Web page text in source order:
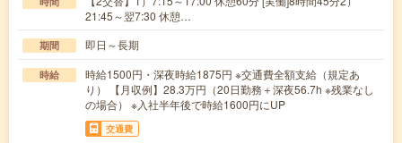
21:45～翌7:30 休憩…
期間 即日～長期
時給
時給1500円・深夜時給1875円 ※交通費全額支給（規定あ
り） 【月収例】28.3万円（20日勤務＋深夜56.7h ※残業なし
の場合） ※入社半年後で時給1600円にUP
交通費